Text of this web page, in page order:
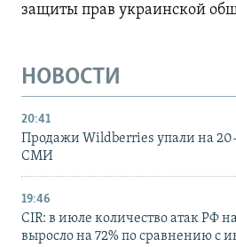
защиты прав украинской
НОВОСТИ
20:41
Продажи Wildberries упали на 20-
СМИ
19:46
CIR: в июле количество атак РФ
выросло на 72% по сравнению с